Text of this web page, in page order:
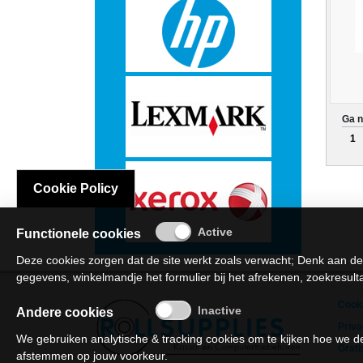
Beamers
en
projectoren
-
Inkjetprinters
Ga
1
Cookie Policy
Functionele cookies
Deze cookies zorgen dat de site werkt zoals verwacht; Denk aan
gegevens, winkelmandje het formulier bij het afrekenen,
Andere cookies
We gebruiken analytische & tracking cookies om te kijken hoe we
afstemmen op jouw voorkeur.